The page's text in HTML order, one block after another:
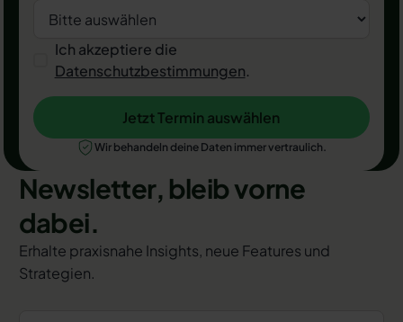
Ich akzeptiere die
Datenschutzbestimmungen.
Jetzt Termin auswählen
Jetzt Termin auswählen
Wir behandeln deine Daten immer vertraulich.
Newsletter, bleib vorne
dabei.
Erhalte praxisnahe Insights, neue Features und
Strategien.